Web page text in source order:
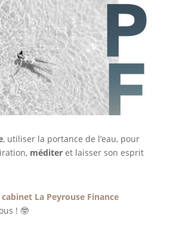
, utiliser la portance de l’eau, pour
méditer et laisser son esprit
cabinet La Peyrouse Finance
! 🤓